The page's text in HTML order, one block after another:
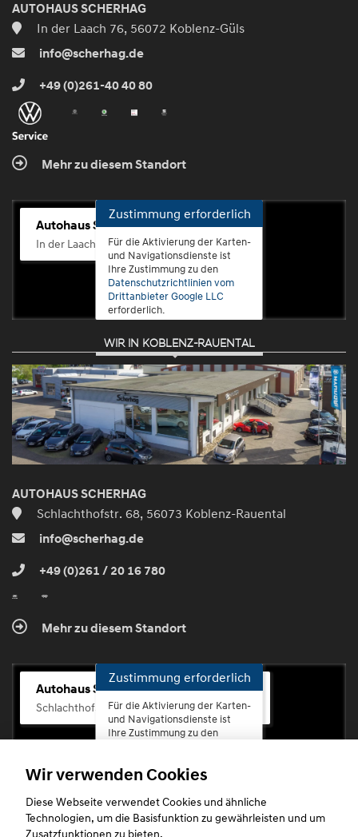
AUTOHAUS SCHERHAG
In der Laach 76, 56072 Koblenz-Güls
info@scherhag.de
+49 (0)261-40 40 80
Mehr zu diesem Standort
Autohaus Scherhag
In der Laach 76, 56072 Koblenz-Güls
Zustimmung erforderlich
Für die Aktivierung der Karten-
und Navigationsdienste ist
Ihre Zustimmung zu den
Datenschutzrichtlinien vom
Drittanbieter Google LLC
erforderlich.
Zustimmen
und
aktivieren
WIR IN KOBLENZ-RAUENTAL
AUTOHAUS SCHERHAG
Schlachthofstr. 68, 56073 Koblenz-Rauental
info@scherhag.de
+49 (0)261 / 20 16 780
Mehr zu diesem Standort
Autohaus Scherhag
Schlachthofstr. 68, 56073 Koblenz-Rauental
Zustimmung erforderlich
Für die Aktivierung der Karten-
und Navigationsdienste ist
Ihre Zustimmung zu den
erforderlich.
Zustimmen
Wir verwenden Cookies
Diese Webseite verwendet Cookies und ähnliche
Technologien, um die Basisfunktion zu gewährleisten und um
Zusatzfunktionen zu bieten.